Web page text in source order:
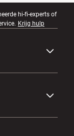
hi-fi-experts of
Krijg hulp